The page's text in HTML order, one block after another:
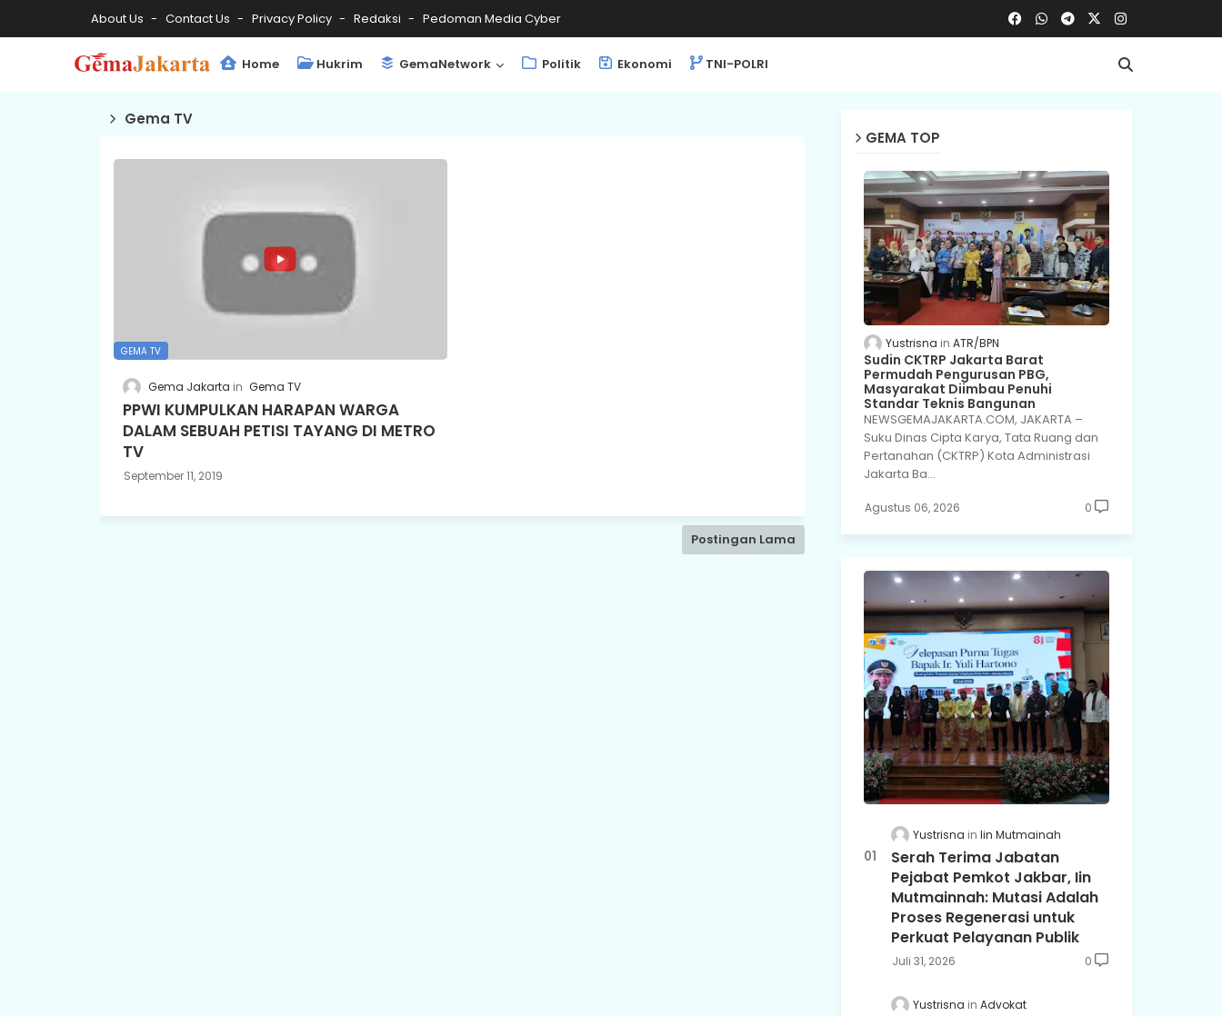
About Us Contact Us Privacy Policy Redaksi Pedoman Media Cyber
Home Hukrim GemaNetwork Politik Ekonomi TNI-POLRI
Gema TV
GEMA TV
Gema Jakarta Gema TV
PPWI KUMPULKAN HARAPAN WARGA
DALAM SEBUAH PETISI TAYANG DI METRO
TV
September 11, 2019
Postingan Lama
GEMA TOP
Yustrisna ATR/BPN
Sudin CKTRP Jakarta Barat
Permudah Pengurusan PBG,
Masyarakat Diimbau Penuhi
Standar Teknis Bangunan
NEWSGEMAJAKARTA.COM, JAKARTA –
Suku Dinas Cipta Karya, Tata Ruang dan
Pertanahan (CKTRP) Kota Administrasi
Jakarta Ba…
Agustus 06, 2026 0
Yustrisna Iin Mutmainah
Serah Terima Jabatan
Pejabat Pemkot Jakbar, Iin
Mutmainnah: Mutasi Adalah
Proses Regenerasi untuk
Perkuat Pelayanan Publik
Juli 31, 2026 0
Yustrisna Advokat